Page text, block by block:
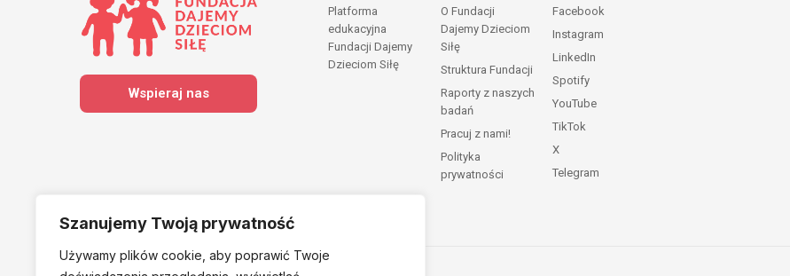
Szanujemy Twoją prywatność
Używamy plików cookie, aby poprawić Twoje
Wspieraj nas
Platforma
edukacyjna
Fundacji Dajemy
Dzieciom Siłę
O Fundacji
Dajemy Dzieciom
Siłę
Struktura Fundacji
Raporty z naszych
badań
Pracuj z nami!
Polityka
prywatności
Facebook
Instagram
LinkedIn
Spotify
YouTube
TikTok
X
Telegram
Należymy do